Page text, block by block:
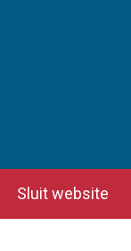
Sluit website